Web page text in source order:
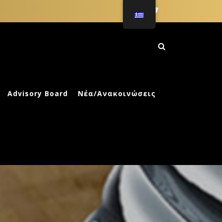
ΑΓΩΓΗ
Advisory Board Νέα/Ανακοινώσεις